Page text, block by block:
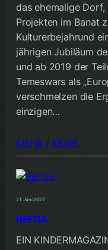
das ehemalige
Projekten im Banat
Kulturerbejahrund
jährigen Jubiläum
und ab 2019 der
Temeswars als
verschmelzen die
einzigen…
MEHR / MORE
21. Juni 2022
HEFTLE
EIN